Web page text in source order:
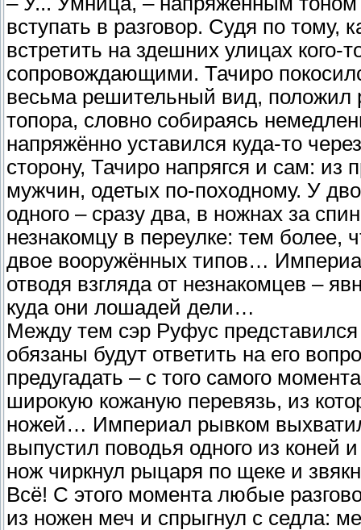
вступать в разговор. Судя по тому,
встретить на здешних улицах
сопровождающими. Тачиро
весьма решительный вид, положил
топора, словно собираясь
напряжённо уставился куда-то
сторону, Тачиро напрягся и сам: из
мужчин, одетых по-походному. У
одного – сразу два, в ножнах за
незнакомцу в переулке: тем более,
двое вооружённых типов…
отводя взгляда от незнакомцев –
куда они лошадей дели…
Между тем сэр Руфус
обязаны будут ответить на его
предугадать – с того самого
широкую кожаную перевязь, из
ножей… Империал рывком
выпустил поводья одного из коней
нож чиркнул рыцаря по щеке и
Всё! С этого момента любые
из ножен меч и спрыгнул с седла: